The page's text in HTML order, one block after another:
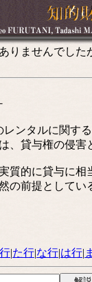
りませんでした
ンタルに関す
、貸与権の侵害
的に貸与に相
の前提としてい
|た行|な行|は行|